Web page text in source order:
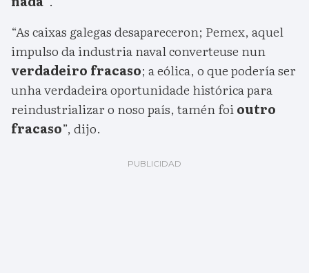
“As caixas galegas desapareceron; Pemex, aquel
impulso da industria naval converteuse nun
verdadeiro fracaso; a eólica, o que podería ser
unha verdadeira oportunidade histórica para
reindustrializar o noso país, tamén foioutro
fracaso”, dijo.